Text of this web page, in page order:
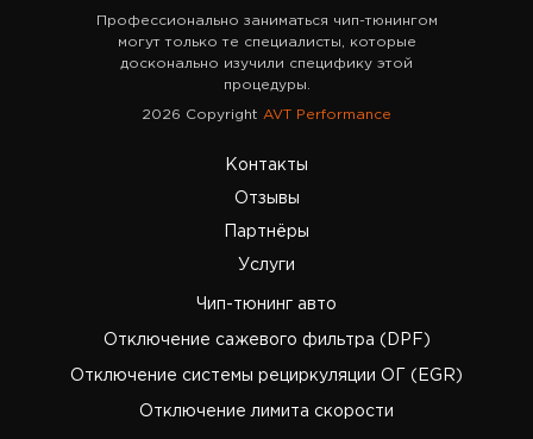
Профессионально заниматься чип-тюнингом
могут только те специалисты, которые
досконально изучили специфику этой
процедуры.
2026 Copyright AVT Performance
Услуги
Чип-тюнинг авто
Отключение сажевого фильтра (DPF)
Отключение системы рециркуляции ОГ (EGR)
Отключение лимита скорости
Партнёры
Отзывы
Контакты